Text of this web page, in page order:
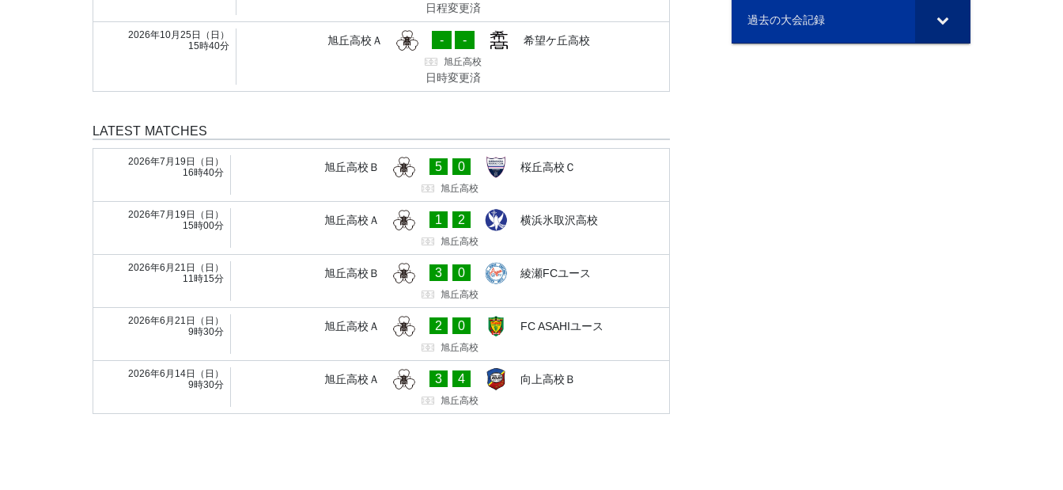
日程変更済
2026年10月25日（日）
15時40分
旭丘高校Ａ - - 希望ケ丘高校
旭丘高校
日時変更済
LATEST MATCHES
2026年7月19日（日）
16時40分
旭丘高校Ｂ 5 0 桜丘高校Ｃ
旭丘高校
2026年7月19日（日）
15時00分
旭丘高校Ａ 1 2 横浜氷取沢高校
旭丘高校
2026年6月21日（日）
11時15分
旭丘高校Ｂ 3 0 綾瀬FCユース
旭丘高校
2026年6月21日（日）
9時30分
旭丘高校Ａ 2 0 FC ASAHIユース
旭丘高校
2026年6月14日（日）
9時30分
旭丘高校Ａ 3 4 向上高校Ｂ
旭丘高校
過去の大会記録